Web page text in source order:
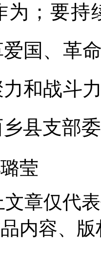
为；要持
国、革
和战斗
县支部
莹
文章仅代
内容、